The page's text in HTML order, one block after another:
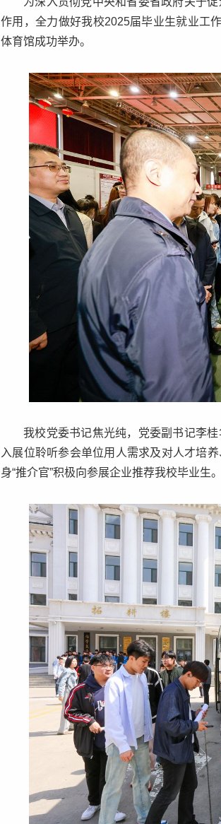
作用，全力做好我校2025届毕业生就业工
体育馆成功举办。
我校党委书记焦光纯，党委副书记李
入展位聆听参会单位用人需求及对人才培
身“推介官”积极向参展企业推荐我校毕业生。